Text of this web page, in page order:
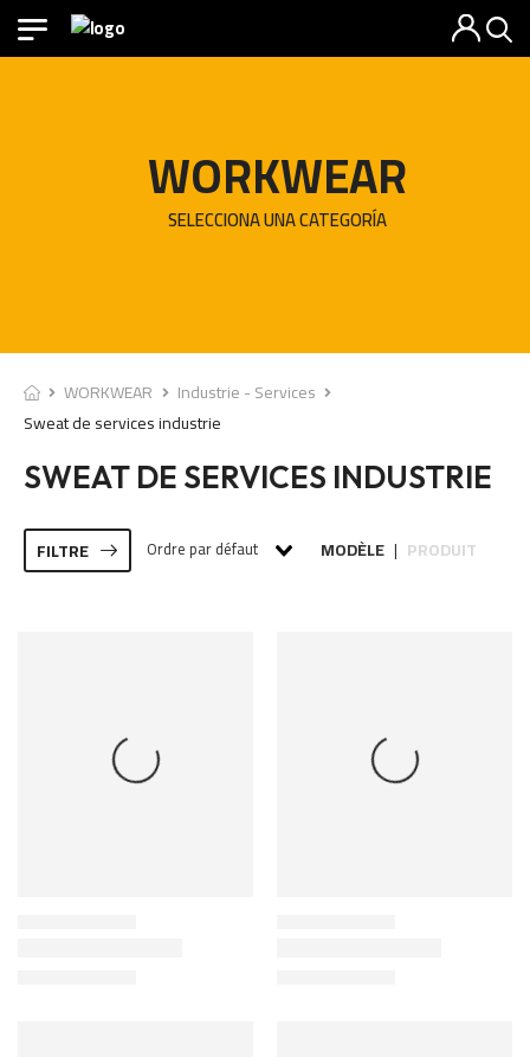
WORKWEAR
SELECCIONA UNA CATEGORÍA
WORKWEAR
Industrie - Services
Sweat de services industrie
SWEAT DE SERVICES INDUSTRIE
FILTRE Ordre par défaut MODÈLE | PRODUIT